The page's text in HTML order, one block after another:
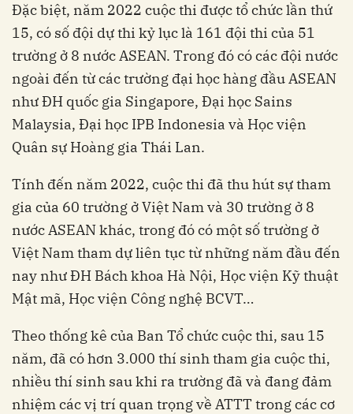
Đặc biệt, năm 2022 cuộc thi được tổ chức lần thứ
15, có số đội dự thi kỷ lục là 161 đội thi của 51
trường ở 8 nước ASEAN. Trong đó có các đội nước
ngoài đến từ các trường đại học hàng đầu ASEAN
như ĐH quốc gia Singapore, Đại học Sains
Malaysia, Đại học IPB Indonesia và Học viện
Quân sự Hoàng gia Thái Lan.
Tính đến năm 2022, cuộc thi đã thu hút sự tham
gia của 60 trường ở Việt Nam và 30 trường ở 8
nước ASEAN khác, trong đó có một số trường ở
Việt Nam tham dự liên tục từ những năm đầu đến
nay như ĐH Bách khoa Hà Nội, Học viện Kỹ thuật
Mật mã, Học viện Công nghệ BCVT…
Theo thống kê của Ban Tổ chức cuộc thi, sau 15
năm, đã có hơn 3.000 thí sinh tham gia cuộc thi,
nhiều thí sinh sau khi ra trường đã và đang đảm
nhiệm các vị trí quan trọng về ATTT trong các cơ